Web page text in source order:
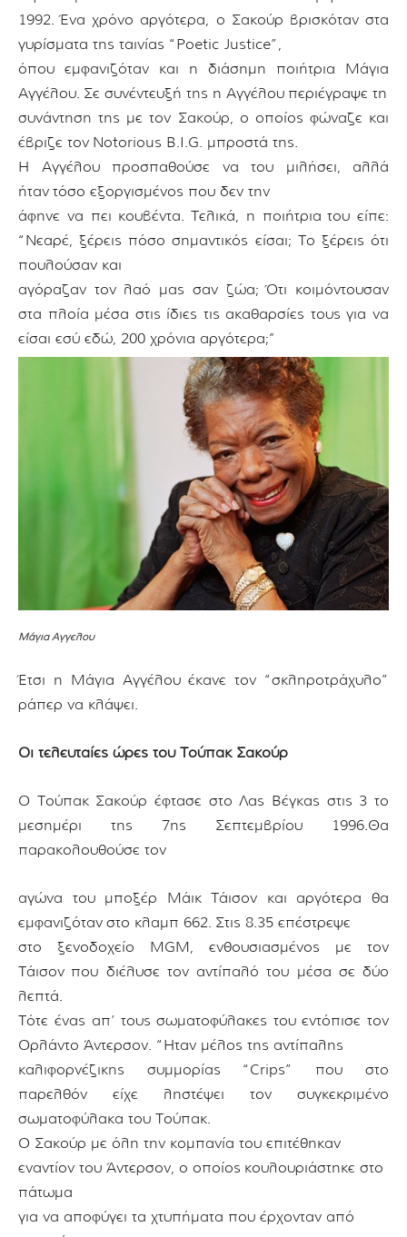
1992.Ένα χρόνο αργότερα, ο Σακούρ βρισκόταν στα
γυρίσματα της ταινίας “Poetic Justice”,
όπου εμφανιζόταν και η διάσημη ποιήτρια Μάγια
Αγγέλου. Σε συνέντευξή της η Αγγέλου περιέγραψε τη
συνάντηση της με τον Σακούρ, ο οποίος φώναζε και
έβριζε τον Notorious B.I.G. μπροστά της.
Η Αγγέλου προσπαθούσε να του μιλήσει, αλλά
ήταν τόσο εξοργισμένος που δεν την
άφηνε να πει κουβέντα. Τελικά, η ποιήτριατου είπε:
“Νεαρέ, ξέρεις πόσο σημαντικός είσαι; Το ξέρεις ότι
πουλούσαν και
αγόραζαν τον λαό μας σαν ζώα; Ότι κοιμόντουσαν
στα πλοία μέσα στις ίδιες τις ακαθαρσίες τους για να
είσαι εσύ εδώ, 200 χρόνια αργότερα;”
Μάγια Αγγέλου
Έτσι η Μάγια Αγγέλου έκανε τον “σκληροτράχυλο”
ράπερ να κλάψει.
Οι τελευταίες ώρες του Τούπακ Σακούρ
Ο Τούπακ Σακούρ έφτασε στο Λας Βέγκας στις 3 το
μεσημέρι της 7ης Σεπτεμβρίου 1996. Θα
παρακολουθούσε τον
αγώνα του μποξέρ Μάικ Τάισον και αργότερα θα
εμφανιζόταν στο κλαμπ 662. Στις 8.35 επέστρεψε
στο ξενοδοχείο MGM, ενθουσιασμένος με τον
Τάισον που διέλυσε τον αντίπαλό του μέσα σε δύο
λεπτά.
Τότε ένας απ’ τους σωματοφύλακεςτουεντόπισε τον
Ορλάντο Άντερσον. “Ηταν μέλος της αντίπαλης
καλιφορνέζικης συμμορίας “Crips” που στο
παρελθόν είχε ληστέψει τον συγκεκριμένο
σωματοφύλακα του Τούπακ.
Ο Σακούρ με όλη την κομπανία του επιτέθηκαν
εναντίον του Άντερσον, ο οποίος κουλουριάστηκε στο
πάτωμα
για να αποφύγει τα χτυπήματα που έρχονταν από